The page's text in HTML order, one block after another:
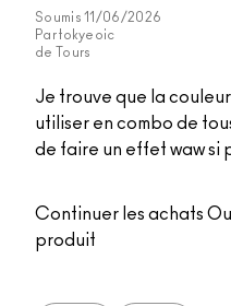
Soumis11/06/2026
Partokyeoic
de
Tours
Je trouve que la
utiliser en combo de
de faire un effet waw si
Continuer les achats
produit